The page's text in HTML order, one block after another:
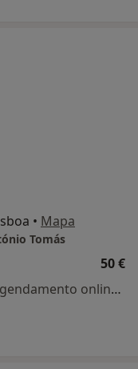
• Mapa
Tomás
50 €
Esse especialista não oferece agendamento online para esse endereço.